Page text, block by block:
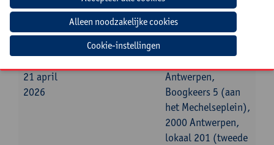
carolyn.smout@uantwerpen.be
Datum Beginuur Einduur
Locatie
21 april
2026
Antwerpen,
Boogkeers 5 (aan
het Mechelseplein),
2000 Antwerpen,
lokaal 201 (tweede
Cookie-instellingen